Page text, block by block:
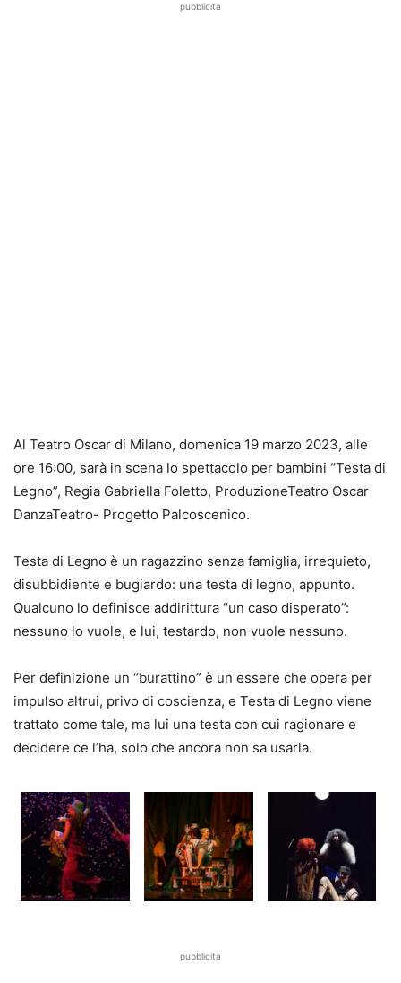
pubblicità
Al Teatro Oscar di Milano, domenica 19 marzo 2023, alle
ore 16:00, sarà in scena lo spettacolo per bambini “Testa di
Legno”, Regia Gabriella Foletto, ProduzioneTeatro Oscar
DanzaTeatro- Progetto Palcoscenico.
Testa di Legno è un ragazzino senza famiglia, irrequieto,
disubbidiente e bugiardo: una testa di legno, appunto.
Qualcuno lo definisce addirittura “un caso disperato”:
nessuno lo vuole, e lui, testardo, non vuole nessuno.
Per definizione un “burattino” è un essere che opera per
impulso altrui, privo di coscienza, e Testa di Legno viene
trattato come tale, ma lui una testa con cui ragionare e
decidere ce l’ha, solo che ancora non sa usarla.
pubblicità